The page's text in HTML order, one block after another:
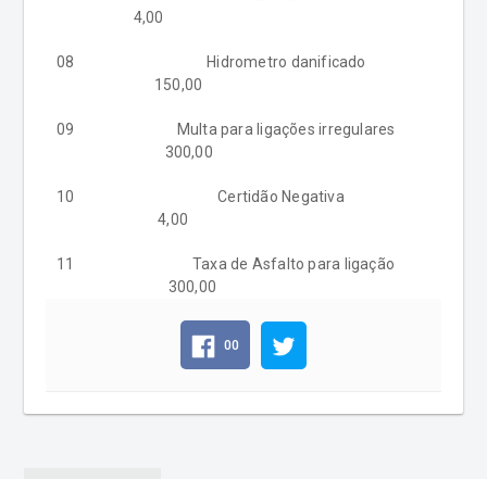
4,00
08 Hidrometro danificado
150,00
09 Multa para ligações irregulares
300,00
10 Certidão Negativa
4,00
11 Taxa de Asfalto para ligação
300,00
00